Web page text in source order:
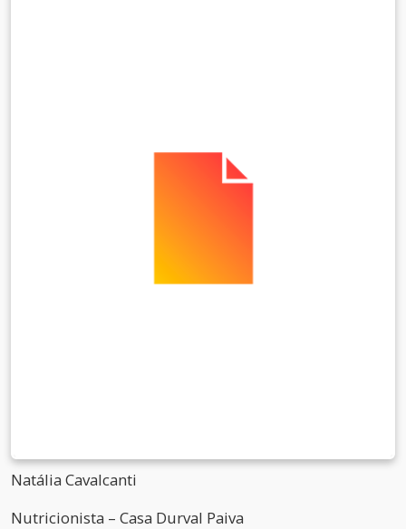
Natália Cavalcanti
Nutricionista – Casa Durval Paiva